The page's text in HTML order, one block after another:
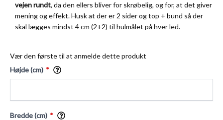
vejen rundt, da den ellers bliver for skrøbelig, og for, at det giver
mening og effekt. Husk at der er 2 sider og top + bund så der
skal lægges mindst 4 cm (2+2) til hulmålet på hver led.
Vær den første til at anmelde dette produkt
Højde (cm)
Bredde (cm)